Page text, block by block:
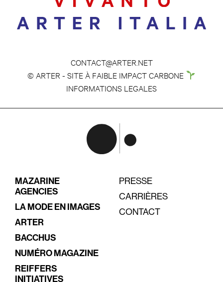
CONTACT@ARTER.NET
© ARTER - SITE À FAIBLE IMPACT CARBONE
INFORMATIONS LEGALES
MAZARINE
AGENCIES
LA MODE EN IMAGES
ARTER
BACCHUS
NUMÉRO MAGAZINE
REIFFERS
INITIATIVES
PRESSE
CARRIÈRES
CONTACT